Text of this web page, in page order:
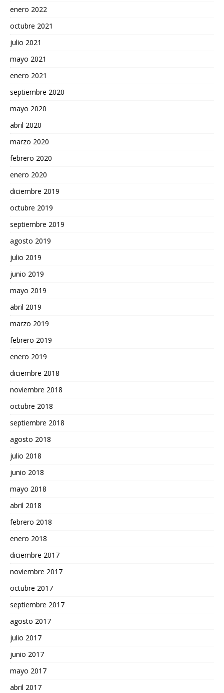
enero 2022
octubre 2021
julio 2021
mayo 2021
enero 2021
septiembre 2020
mayo 2020
abril 2020
marzo 2020
febrero 2020
enero 2020
diciembre 2019
octubre 2019
septiembre 2019
agosto 2019
julio 2019
junio 2019
mayo 2019
abril 2019
marzo 2019
febrero 2019
enero 2019
diciembre 2018
noviembre 2018
octubre 2018
septiembre 2018
agosto 2018
julio 2018
junio 2018
mayo 2018
abril 2018
febrero 2018
enero 2018
diciembre 2017
noviembre 2017
octubre 2017
septiembre 2017
agosto 2017
julio 2017
junio 2017
mayo 2017
abril 2017